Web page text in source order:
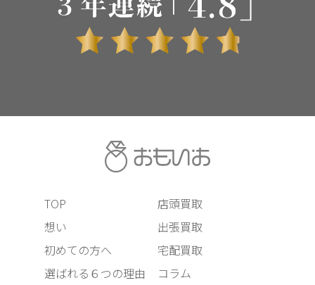
TOP
想い
初めての方へ
選ばれる６つの理由
店頭買取
出張買取
宅配買取
コラム